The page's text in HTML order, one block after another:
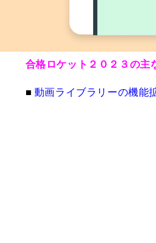
合格ロケット２０２３の主
■ 動画ライブラリーの機能